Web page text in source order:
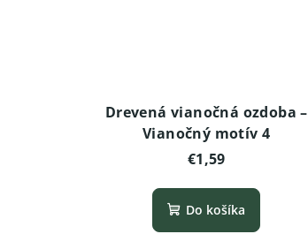
Drevená vianočná ozdoba –
Vianočný motív 4
€1,59
Do košíka